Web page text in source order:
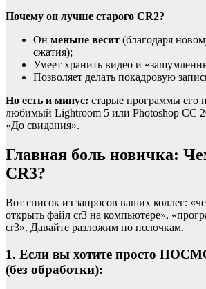
Почему он лучше старого CR2?
Он меньше весит (благодаря
сжатия);
Умеет хранить видео и
Позволяет делать покадровую
Но есть и минус: старые программы его
любимый Lightroom 5 или Photoshop CC
«До свидания».
Главная боль новичка:
CR3?
Вот список из запросов ваших коллег:
открыть файл cr3 на компьютере»,
cr3». Давайте разложим по полочкам.
1. Если вы хотите просто
(без обработки):